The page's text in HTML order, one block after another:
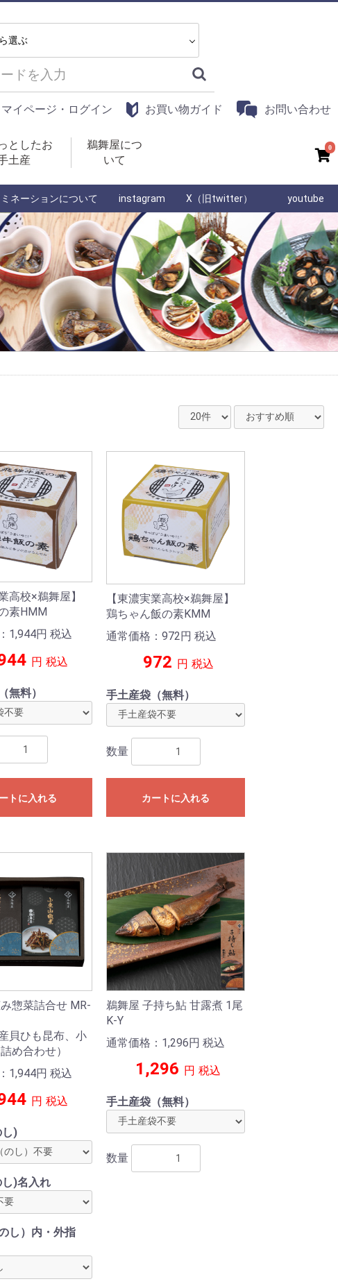
マイページ・ログイン お買い物ガイド お問い合わせ
としたお
土産
鵜舞屋につ
いて
0
ネーションについて instagram X（旧twitter） youtube
高校×鵜舞屋】
素HMM
1,944円 税込
円 税込
無料）
トに入れる
【東濃実業高校×鵜舞屋】
鶏ちゃん飯の素KMM
通常価格：972円 税込
972 円 税込
手土産袋（無料）
数量
カートに入れる
惣菜詰合せ MR-
貝ひも昆布、小
め合わせ）
1,944円 税込
円 税込
し)
)名入れ
し）内・外指
鵜舞屋 子持ち鮎 甘露煮 1尾
K-Y
通常価格：1,296円 税込
1,296 円 税込
手土産袋（無料）
数量